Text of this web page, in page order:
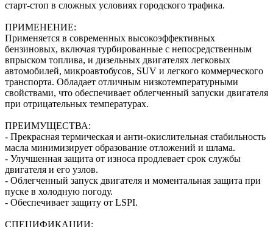
старт-стоп в сложных условиях городского трафика.
ПРИМЕНЕНИЕ:
Применяется в современных высокоэффективных
бензиновых, включая турбированные с непосредственным
впрыском топлива, и дизельных двигателях легковых
автомобилей, микроавтобусов, SUV и легкого коммерческого
транспорта. Обладает отличным низкотемпературными
свойствами, что обеспечивает облегченный запуски двигателя
при отрицательных температурах.
ПРЕИМУЩЕСТВА:
- Прекрасная термическая и анти-окислительная стабильность
масла минимизирует образование отложений и шлама.
- Улучшенная защита от износа продлевает срок службы
двигателя и его узлов.
- Облегченный запуск двигателя и моментальная защита при
пуске в холодную погоду.
- Обеспечивает защиту от LSPI.
СПЕЦИФИКАЦИИ: